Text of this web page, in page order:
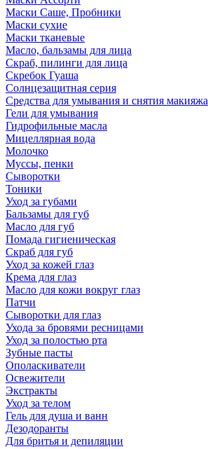
Маски Саше, Пробники
Маски сухие
Маски тканевые
Масло, бальзамы для лица
Скраб, пилинги для лица
Скребок Гуаша
Солнцезащитная серия
Средства для умывания и снятия макияжа
Гели для умывания
Гидрофильные масла
Мицеллярная вода
Молочко
Муссы, пенки
Сыворотки
Тоники
Уход за губами
Бальзамы для губ
Масло для губ
Помада гигиеническая
Скраб для губ
Уход за кожей глаз
Крема для глаз
Масло для кожи вокруг глаз
Патчи
Сыворотки для глаз
Ухода за бровями ресницами
Уход за полостью рта
Зубные пасты
Ополаскиватели
Освежители
Экстракты
Уход за телом
Гель для душа и ванн
Дезодоранты
Для бритья и депиляции